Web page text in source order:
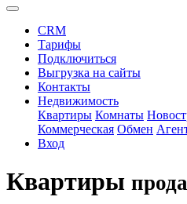
CRM
Тарифы
Подключиться
Выгрузка на сайты
Контакты
Недвижимость
Квартиры Комнаты
Коммерческая Обмен
Вход
Квартиры